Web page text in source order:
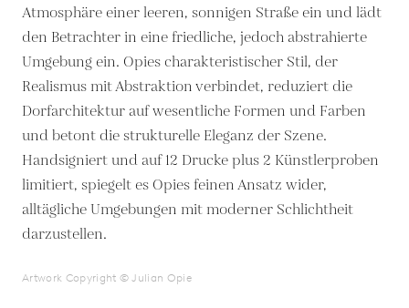
Atmosphäre einer leeren, sonnigen Straße ein und lädt
den Betrachter in eine friedliche, jedoch abstrahierte
Umgebung ein. Opies charakteristischer Stil, der
Realismus mit Abstraktion verbindet, reduziert die
Dorfarchitektur auf wesentliche Formen und Farben
und betont die strukturelle Eleganz der Szene.
Handsigniert und auf 12 Drucke plus 2 Künstlerproben
limitiert, spiegelt es Opies feinen Ansatz wider,
alltägliche Umgebungen mit moderner Schlichtheit
darzustellen.
Artwork Copyright © Julian Opie